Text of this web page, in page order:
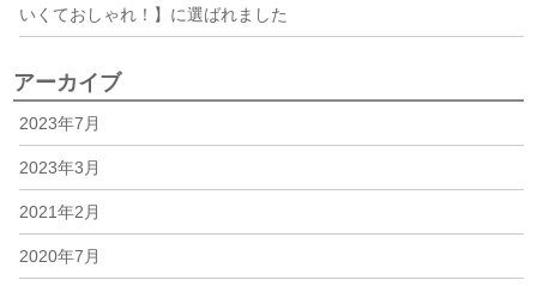
いくておしゃれ！】に選ばれました
アーカイブ
2023年7月
2023年3月
2021年2月
2020年7月